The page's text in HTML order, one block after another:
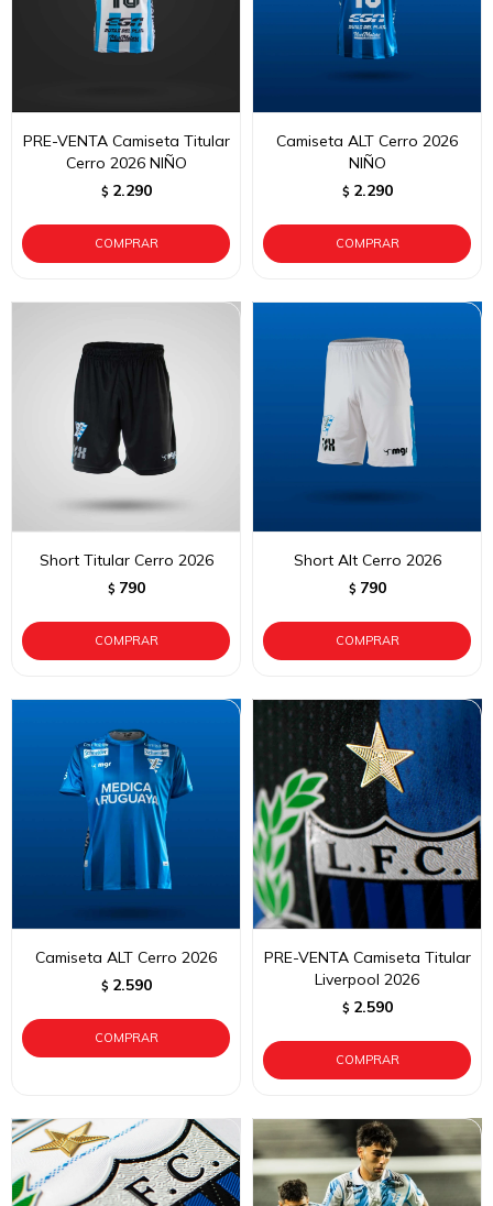
PRE-VENTA Camiseta Titular
Cerro 2026 NIÑO
$ 2.290
Camiseta ALT Cerro 2026
NIÑO
$ 2.290
Short Titular Cerro 2026
$ 790
Short Alt Cerro 2026
$ 790
Camiseta ALT Cerro 2026
$ 2.590
PRE-VENTA Camiseta Titular
Liverpool 2026
$ 2.590